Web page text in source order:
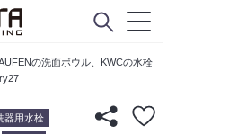
の洗面ボウル、KWCの水栓
器用水栓